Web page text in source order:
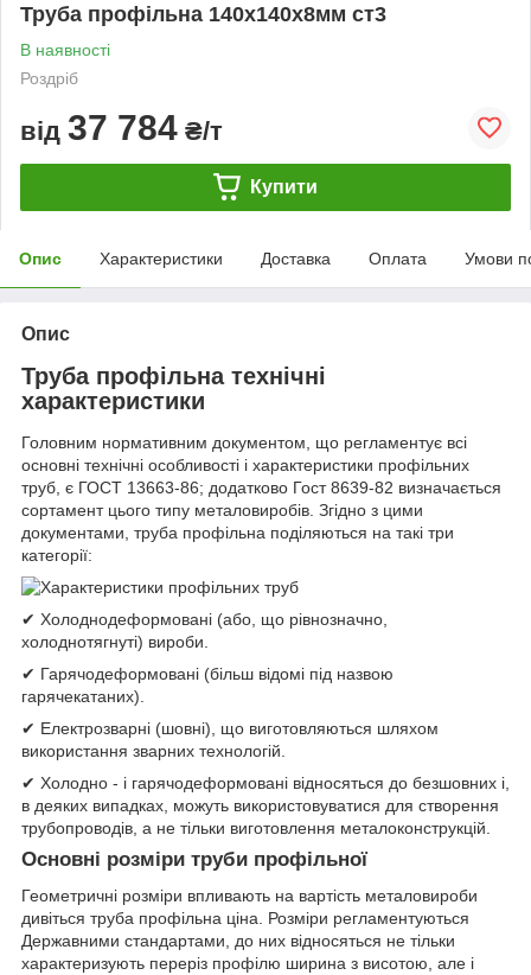
Труба профільна 140х140х8мм ст3
В наявності
Роздріб
від 37 784 ₴/т
Купити
Опис Характеристики Доставка Оплата Умови
Опис
Труба профільна технічні
характеристики
Головним нормативним документом, що регламентує всі
основні технічні особливості і характеристики профільних
труб, є ГОСТ 13663-86; додатково Гост 8639-82 визначається
сортамент цього типу металовиробів. Згідно з цими
документами, труба профільна поділяються на такі три
категорії:
✔ Холоднодеформовані (або, що рівнозначно,
холоднотягнуті) вироби.
✔ Гарячодеформовані (більш відомі під назвою
гарячекатаних).
✔ Електрозварні (шовні), що виготовляються шляхом
використання зварних технологій.
✔ Холодно - і гарячодеформовані відносяться до безшовних і,
в деяких випадках, можуть використовуватися для створення
трубопроводів, а не тільки виготовлення металоконструкцій.
Основні розміри труби профільної
Геометричні розміри впливають на вартість металовироби
дивіться труба профільна ціна. Розміри регламентуються
Державними стандартами, до них відносяться не тільки
характеризують переріз профілю ширина з висотою, але і